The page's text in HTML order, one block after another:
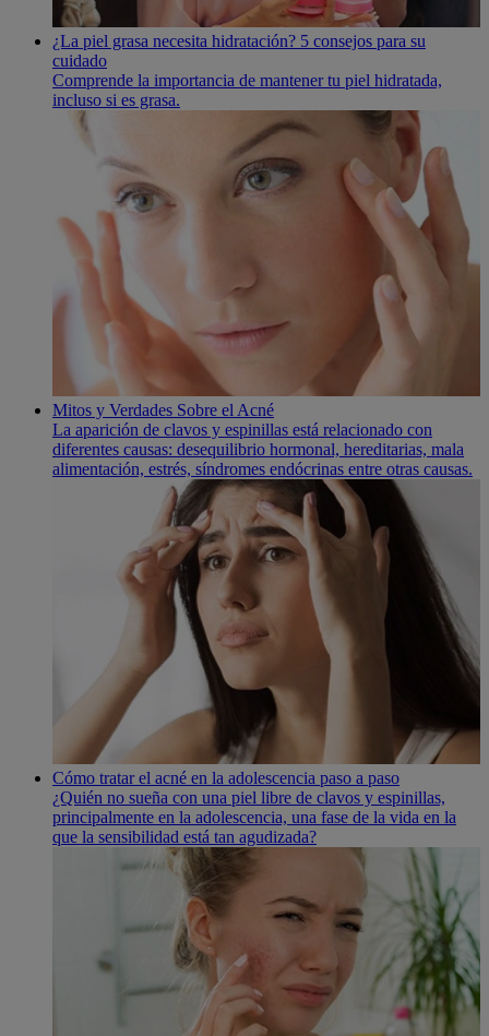
¿La piel grasa necesita hidratación? 5 consejos para su
cuidado
Comprende la importancia de mantener tu piel hidratada,
incluso si es grasa.
Mitos y Verdades Sobre el Acné
La aparición de clavos y espinillas está relacionado con
diferentes causas: desequilibrio hormonal, hereditarias, mala
alimentación, estrés, sí­ndromes endócrinas entre otras causas.
Cómo tratar el acné en la adolescencia paso a paso
¿Quién no sueña con una piel libre de clavos y espinillas,
principalmente en la adolescencia, una fase de la vida en la
que la sensibilidad está tan agudizada?